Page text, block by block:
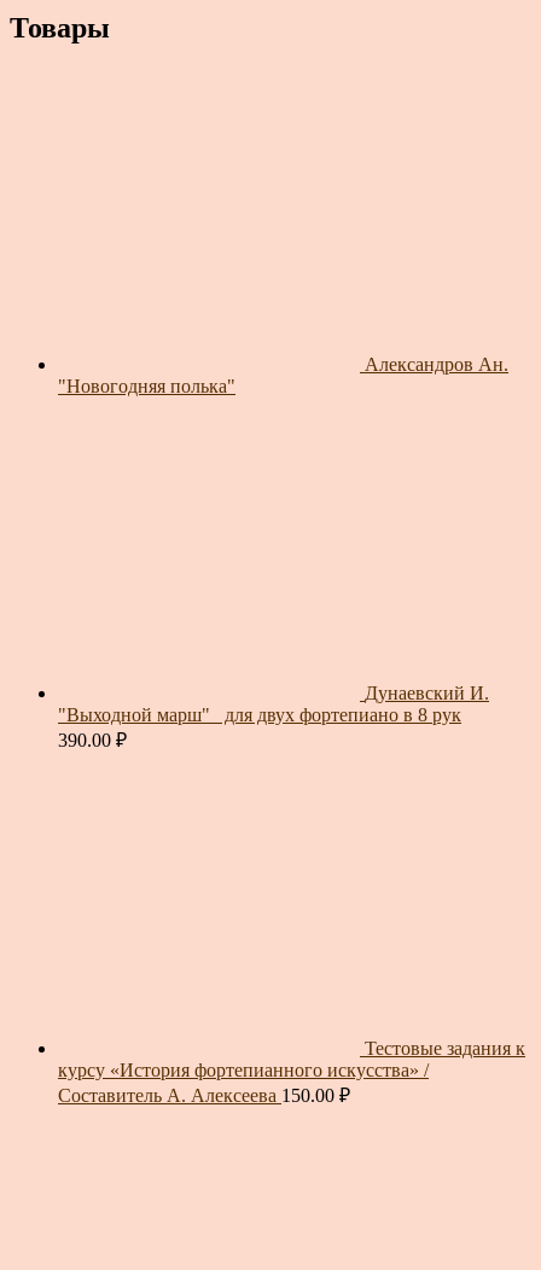
Товары
Александров Ан.
"Новогодняя полька"
Дунаевский И.
"Выходной марш"_ для двух фортепиано в 8 рук
390.00 ₽
Тестовые задания к
курсу «История фортепианного искусства» /
Составитель А. Алексеева 150.00 ₽